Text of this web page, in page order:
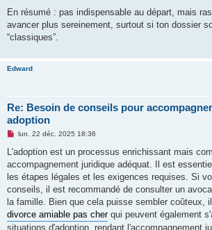
En résumé : pas indispensable au départ, mais
avancer plus sereinement, surtout si ton dossier
“classiques”.
Edward
Re: Besoin de conseils pour
adoption
M
s
a
g
n
o
l
u
lun. 22 déc. 2025 18:36
L'adoption est un processus enrichissant mais
accompagnement juridique adéquat. Il est
les étapes légales et les exigences requises. Si
conseils, il est recommandé de consulter un
la famille. Bien que cela puisse sembler coûteux,
divorce amiable pas cherqui peuvent également
situations d'adoption, rendant l'accompagnement